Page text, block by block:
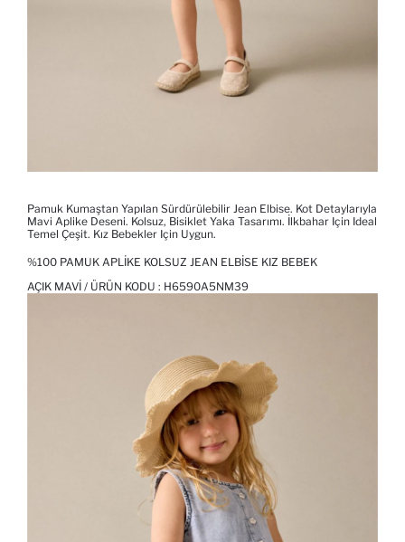
Pamuk Kumaştan Yapılan Sürdürülebilir Jean Elbise. Kot Detaylarıyla
Mavi Aplike Deseni. Kolsuz, Bisiklet Yaka Tasarımı. İlkbahar Için Ideal
Temel Çeşit. Kız Bebekler Için Uygun.
%100 PAMUK APLIKE KOLSUZ JEAN ELBISE KIZ BEBEK
AÇIK MAVI / ÜRÜN KODU : H6590A5NM39